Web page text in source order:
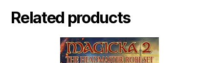
Related products